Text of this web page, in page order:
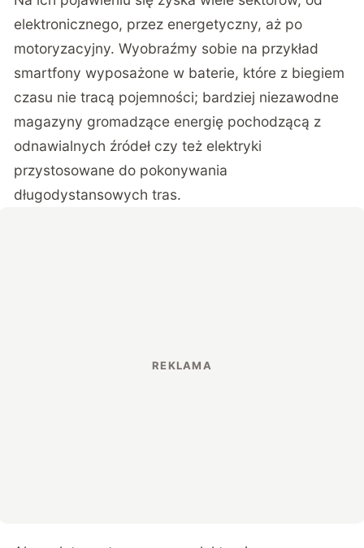
elektronicznego, przez energetyczny, aż po
motoryzacyjny. Wyobraźmy sobie na przykład
smartfony wyposażone w baterie, które z biegiem
czasu nie tracą pojemności; bardziej niezawodne
magazyny gromadzące energię pochodzącą z
odnawialnych źródeł czy też elektryki
przystosowane do pokonywania
długodystansowych tras.